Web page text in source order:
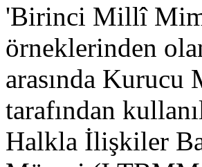
'Birinci Millî
örneklerinden
arasında
tarafından
Halkla İlişkiler